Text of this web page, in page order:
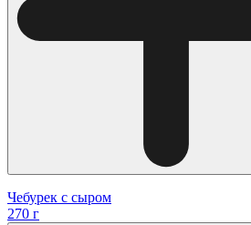
Чебурек с сыром
270 г